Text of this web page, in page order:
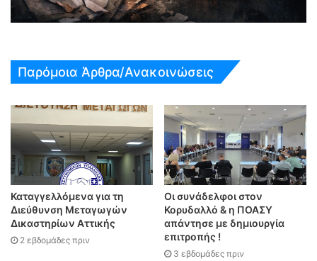
Παρόμοια Άρθρα/Ανακοινώσεις
Καταγγελλόμενα για τη
Διεύθυνση Μεταγωγών
Δικαστηρίων Αττικής
2 εβδομάδες πριν
Οι συνάδελφοι στον
Κορυδαλλό & η ΠΟΑΣΥ
απάντησε με δημιουργία
επιτροπής !
3 εβδομάδες πριν